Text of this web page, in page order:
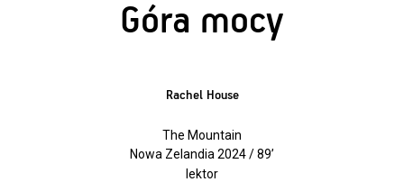
Góra mocy
Rachel House
The Mountain
Nowa Zelandia 2024 / 89’
lektor